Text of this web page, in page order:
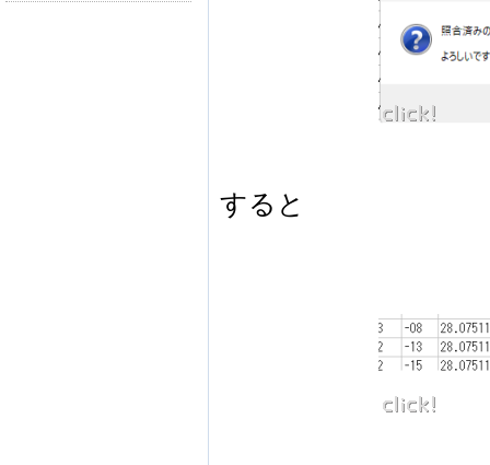
すると